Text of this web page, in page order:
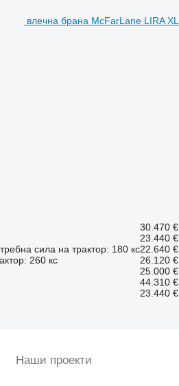
влечна брана McFarLane LIRA XL
30.470 €
23.440 €
сила на трактор: 180 кс22.640 €
260 кс
26.120 €
25.000 €
44.310 €
23.440 €
Наши проекти